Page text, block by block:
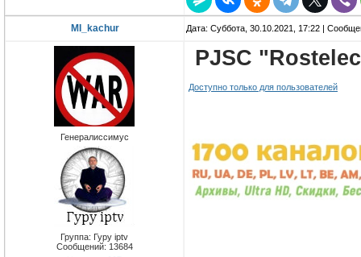
MI_kachur Дата: Суббота, 30.10.2021, 17:22 |
Генералиссимус
Группа: Гуру iptv
Сообщений: 13684
PJSC
Доступно только для пользователей